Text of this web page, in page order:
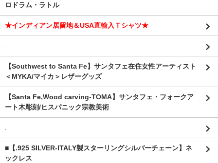
ロドラム・ラトル
★インディアン居留地＆USA直輸入Ｔシャツ★
.
【Southwest to Santa Fe】サンタフェ在住女性アーティスト
＜MYKA/マイカ＞レザーグッズ
【Santa Fe,Wood carving-TOMA】サンタフェ・フォークア
ート木彫刻/ヒスパニック宗教美術
.
■【.925 SILVER-ITALY製スターリングシルバーチェーン】ネ
ックレス